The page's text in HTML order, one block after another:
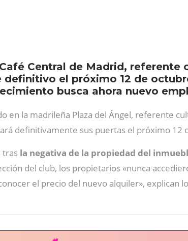
Central de Madrid, referente
definitivo el próximo 12 de
busca ahora nuevo
en la madrileña Plaza del Ángel, referente
definitivamente sus puertas el próximo 12
tras la negativa de la propiedad del
del club, los propietarios «nunca
el precio del nuevo alquiler», explican